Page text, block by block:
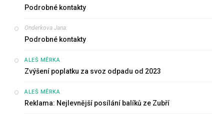
Podrobné kontakty
Onderkova Jana:
Podrobné kontakty
ALEŠ MĚRKA :
Zvýšení poplatku za svoz odpadu od 2023
ALEŠ MĚRKA :
Reklama: Nejlevnější posílání balíků ze Zubří